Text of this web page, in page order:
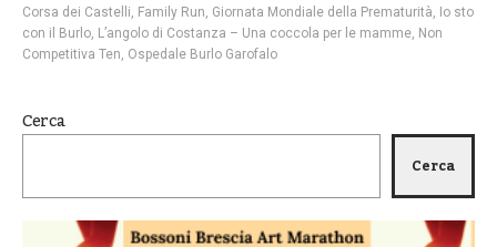
Corsa dei Castelli Family Run Giornata Mondiale della Prematurità Io sto
con il Burlo L’angolo di Costanza – Una coccola per le mamme Non
Competitiva Ten Ospedale Burlo Garofalo
Cerca
Cerca